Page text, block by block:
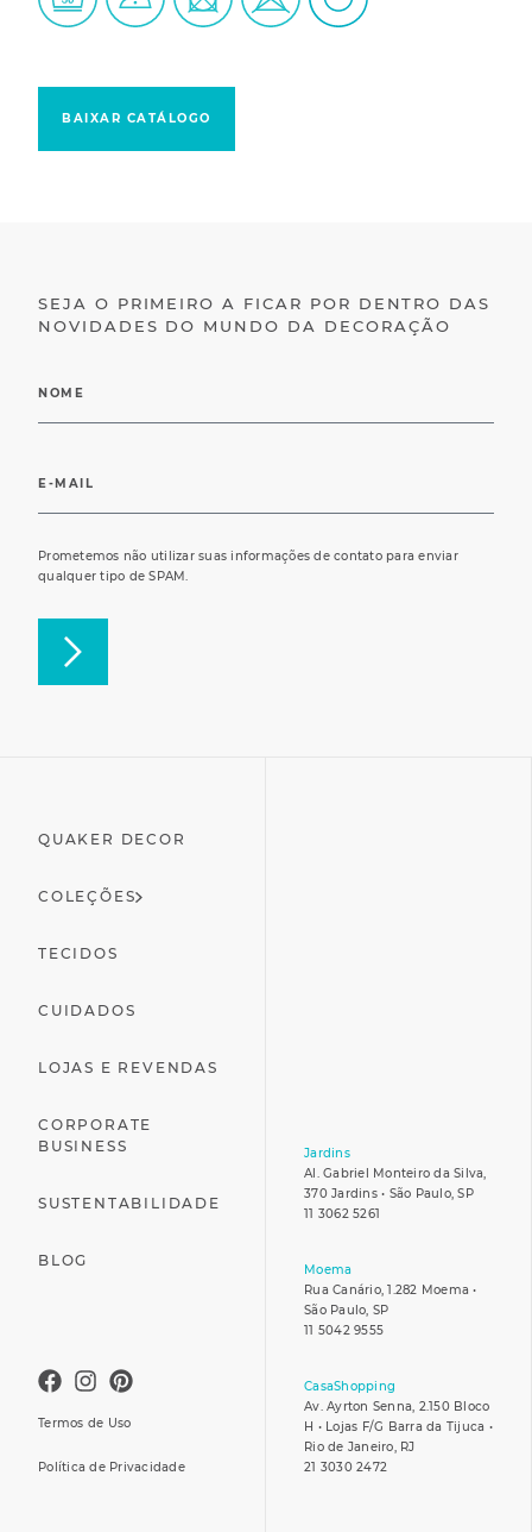
BAIXAR CATÁLOGO
SEJA O PRIMEIRO A FICAR POR DENTRO DAS
NOVIDADES DO MUNDO DA DECORAÇÃO
Prometemos não utilizar suas informações de contato para enviar
qualquer tipo de SPAM.
QUAKER DECOR
COLEÇÕES
TECIDOS
CUIDADOS
LOJAS E REVENDAS
CORPORATE
BUSINESS
SUSTENTABILIDADE
BLOG
Termos de Uso
Política de Privacidade
Jardins
Al. Gabriel Monteiro da Silva,
370 Jardins • São Paulo, SP
11 3062 5261
Moema
Rua Canário, 1.282 Moema •
São Paulo, SP
11 5042 9555
CasaShopping
Av. Ayrton Senna, 2.150 Bloco
H • Lojas F/G Barra da Tijuca •
Rio de Janeiro, RJ
21 3030 2472